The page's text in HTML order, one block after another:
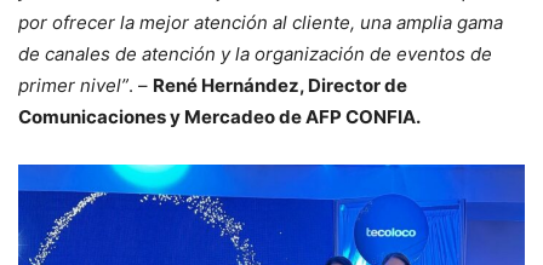
por ofrecer la mejor atención al cliente, una amplia gama
de canales de atención y la organización de eventos de
primer nivel”. – René Hernández, Director de
Comunicaciones y Mercadeo de AFP CONFIA.